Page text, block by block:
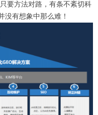
要方法对路，有条不紊切科
没有想象中那么难！